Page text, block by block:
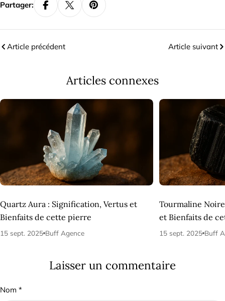
Partager:
Article précédent Article suivant
Articles connexes
Quartz Aura : Signification, Vertus et
Bienfaits de cette pierre
15 sept. 2025 Buff Agence
Tourmaline
et Bienfaits de
15 sept. 2025 Buff
Laisser un commentaire
Nom *